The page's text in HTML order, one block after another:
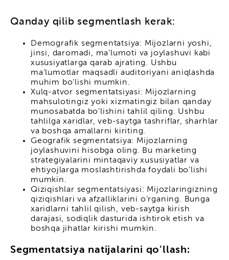
Qanday qilib segmentlash kerak:
Demografik segmentatsiya: Mijozlarni yoshi,
jinsi, daromadi, ma'lumoti va joylashuvi kabi
xususiyatlarga qarab ajrating. Ushbu
ma'lumotlar maqsadli auditoriyani aniqlashda
muhim bo'lishi mumkin.
Xulq-atvor segmentatsiyasi: Mijozlarning
mahsulotingiz yoki xizmatingiz bilan qanday
munosabatda bo'lishini tahlil qiling. Ushbu
tahlilga xaridlar, veb-saytga tashriflar, sharhlar
va boshqa amallarni kiriting.
Geografik segmentatsiya: Mijozlarning
joylashuvini hisobga oling. Bu marketing
strategiyalarini mintaqaviy xususiyatlar va
ehtiyojlarga moslashtirishda foydali bo'lishi
mumkin.
Qiziqishlar segmentatsiyasi: Mijozlaringizning
qiziqishlari va afzalliklarini o'rganing. Bunga
xaridlarni tahlil qilish, veb-saytga kirish
darajasi, sodiqlik dasturida ishtirok etish va
boshqa jihatlar kirishi mumkin.
Segmentatsiya natijalarini qo'llash: